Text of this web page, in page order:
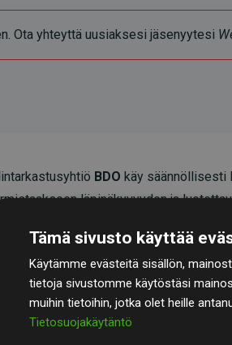
Ota yhteyttä uusiaksesi jäsenyytesi
BDO käy säännöllisesti
läpinäkyvyyden ja
tarkastuksensa osoittavat, että
– selkeä todiste
Tämä sivusto käyttää
Käytämme evästeitä sisällön,
tietoja sivustomme käytöstäsi
muihin tietoihin, jotka olet heille
Tietosuojakäytäntö